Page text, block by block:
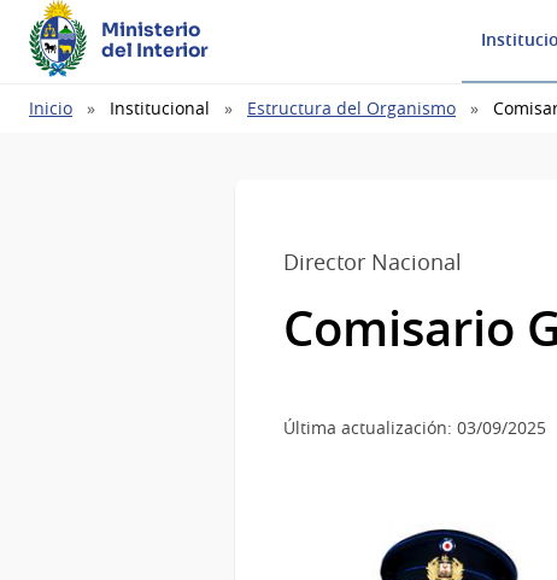
Ministerio
del Interior
Ruta
Inicio Institucional Estructura del Organismo
Director Nacional
Comisario
Última actualización: 03/09/2025